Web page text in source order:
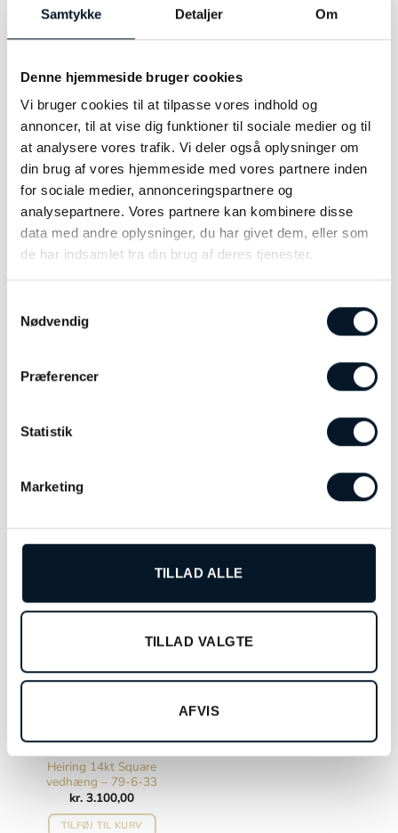
Samtykke Detaljer Om
Denne hjemmeside bruger cookies
Vi bruger cookies til at tilpasse vores indhold og
annoncer, til at vise dig funktioner til sociale medier og til
at analysere vores trafik. Vi deler også oplysninger om
din brug af vores hjemmeside med vores partnere inden
for sociale medier, annonceringspartnere og
analysepartnere. Vores partnere kan kombinere disse
data med andre oplysninger, du har givet dem, eller som
de har indsamlet fra din brug af deres tjenester.
Nødvendig
Præferencer
Statistik
Marketing
TILLAD ALLE
TILLAD VALGTE
AFVIS
eller kombineres for at skabe et lagdelt look,
hvilket giver brugeren frihed til at
måde.
Square-serien henvender sig til dig, der søger et
enkelt og moderne udtryk i dine smykker. De
rene linjer og geometriske former gør
kollektionen velegnet til både hverdagsbrug og
mere formelle anledninger. Den minimalistiske
stil passer godt til den moderne kvinde, der
foretrækker smykker, der er både diskrete og
Heiring demonstrerer med Square-serien deres
alsidighed som smykkedesignere, hvor de går fra
perfektion, altid med fokus på håndværk og
Heiring 14kt Square
vedhæng – 79-6-33
kr. 3.100,00
TILFØJ TIL KURV